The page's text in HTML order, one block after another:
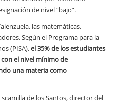
de nivel “bajo”.
las matemáticas,
Según el Programa para la
(PISA),el 35% de los estudiantes
el nivel mínimo de
una materia como
de los Santos, director del